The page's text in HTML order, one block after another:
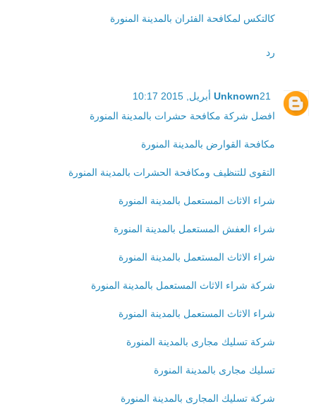
كالتكس لمكافحة الفئران بالمدينة المنورة
رد
Unknown21 أبريل, 2015 10:17
افضل شركة مكافحة حشرات بالمدينة المنورة
مكافحة القوارض بالمدينة المنورة
التقوى للتنظيف ومكافحة الحشرات بالمدينة المنورة
شراء الاثاث المستعمل بالمدينة المنورة
شراء العفش المستعمل بالمدينة المنورة
شراء الاثاث المستعمل بالمدينة المنورة
شركة شراء الاثاث المستعمل بالمدينة المنورة
شراء الاثاث المستعمل بالمدينة المنورة
شركة تسليك مجارى بالمدينة المنورة
تسليك مجارى بالمدينة المنورة
شركة تسليك المجارى بالمدينة المنورة